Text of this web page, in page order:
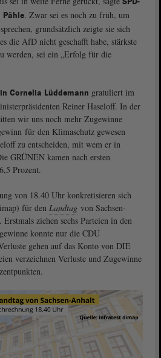
. Zwar sei es noch zu früh, um
grundsätzlich zeigte sie sich
die AfD nicht geschafft habe, stärkste
werden, sei ein „Erfolg für die
Cornelia Lüddemann gratuliert im
Reiner Haseloff. In der
wir uns noch mehr Zugewinne
für den Klimaschutz gewesen
zu entscheiden, mit wem er in
GRÜNEN kamen nach ersten
Prozent.
von 18.40 Uhr konkretisieren sich
für den Landtag von Sachsen-
. Erstmals ziehen sechs Parteien in den
konnte nur die CDU
gehen auf das Konto von DIE
verzeichnen Verluste und Zugewinne